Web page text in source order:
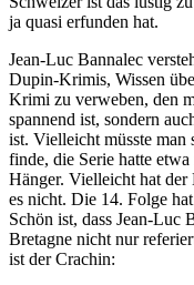
ja quasi erfunden hat.
Jean-Luc Bannalec
Dupin-Krimis, Wissen
Krimi zu verweben, den
spannend ist, sondern
ist. Vielleicht müsste man
finde, die Serie hatte
Hänger. Vielleicht hat
es nicht. Die 14. Folge
Schön ist, dass Jean-Luc
Bretagne nicht nur
ist der Crachin: